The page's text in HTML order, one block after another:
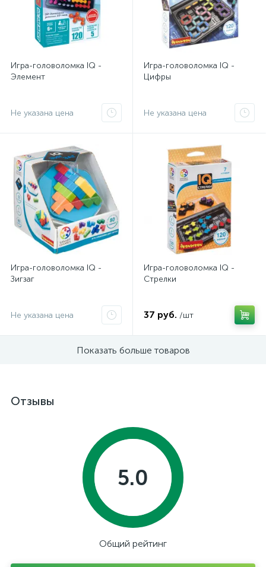
Игра-головоломка IQ -
Элемент
Не указана цена
Игра-головоломка IQ -
Цифры
Не указана цена
Игра-головоломка IQ -
Зигзаг
Не указана цена
Игра-головоломка IQ -
Стрелки
37 руб. /шт
Показать больше товаров
Отзывы
5.0
Общий рейтинг